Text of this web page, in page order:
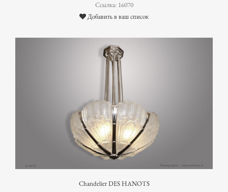
Ссылка: 16070
Добавить в ваш список
Chandelier DES HANOTS